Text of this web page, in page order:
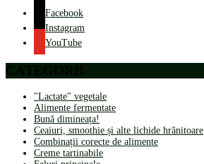
Facebook
Instagram
YouTube
CATEGORII
"Lactate" vegetale
Alimente fermentate
Bună dimineața!
Ceaiuri, smoothie și alte lichide hrănitoare
Combinații corecte de alimente
Creme tartinabile